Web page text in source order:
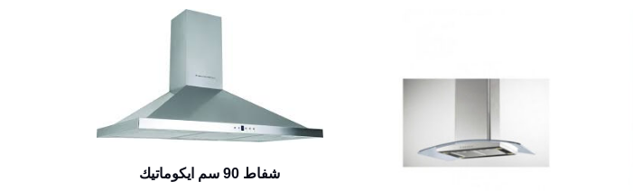
شفاط 90 سم ايكوماتيك